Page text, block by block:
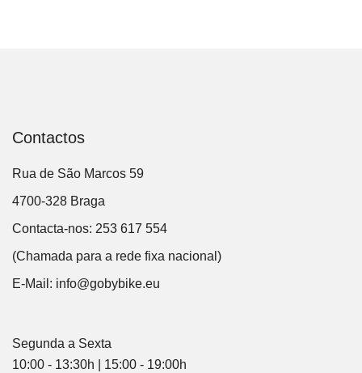
Contactos
Rua de São Marcos 59
4700-328 Braga
Contacta-nos: 253 617 554
(Chamada para a rede fixa nacional)
E-Mail: info@gobybike.eu
Segunda a Sexta
10:00 - 13:30h | 15:00 - 19:00h